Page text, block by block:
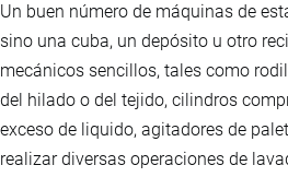
Un buen número de máquinas de
sino una cuba, un depósito u otro
mecánicos sencillos, tales como
del hilado o del tejido, cilindros
exceso de liquido, agitadores de
realizar diversas operaciones de